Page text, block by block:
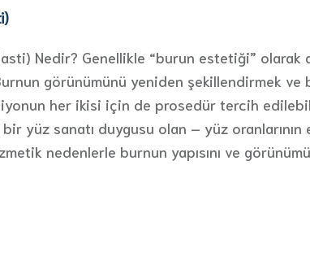
Nedir? Genellikle “burun estetiği” olarak
görünümünü yeniden şekillendirmek
her ikisi için de prosedür tercih
bir yüz sanatı duygusu olan – yüz
nedenlerle burnun yapısını ve